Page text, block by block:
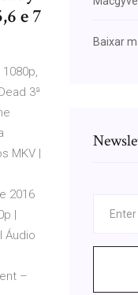
e 7
3ª
MKV |
2016
|
Áudio
–
Baixar